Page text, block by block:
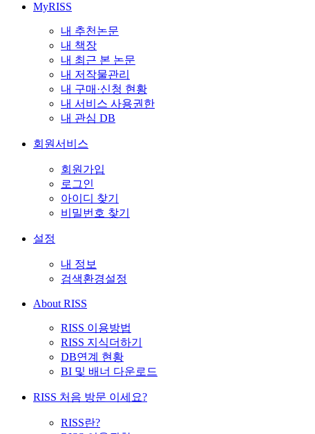
MyRISS
내 추천논문
내 책장
내 최근 본 논문
내 저작물관리
내 구매·신청 현황
내 서비스 사용권한
내 관심 DB
회원서비스
회원가입
로그인
아이디 찾기
비밀번호 찾기
설정
내 정보
검색환경설정
About RISS
RISS 이용방법
RISS 지식더하기
DB연계 현황
BI 및 배너 다운로드
RISS 처음 방문 이세요?
RISS란?